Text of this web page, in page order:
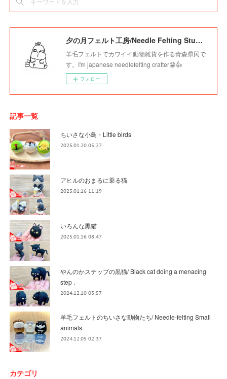
夕の月フェルト工房/Needle Felting Studio Younotsuki
羊毛フェルトでカワイイ動物雑貨を作る青森県民で
す。I'm japanese needlefelting crafter😁👍
フォロー
記事一覧
ちいさな小鳥・Little birds
2025.01.20 05:27
アヒルのおまるに乗る猫
2025.01.16 11:19
いろんな黒猫
2025.01.16 08:47
やんのかステップの黒猫/ Black cat doing a menacing
step .
2024.12.10 03:57
羊毛フェルトのちいさな動物たち/ Needle-felting Small
animals.
2024.12.05 02:37
カテゴリ